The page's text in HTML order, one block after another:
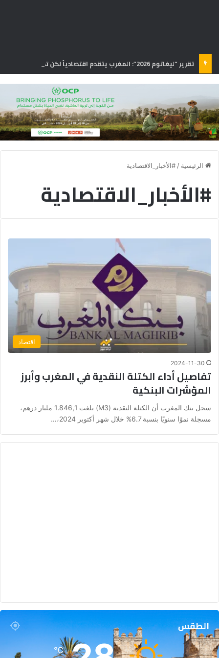
الرئيسية / #الأخبار_الاقتصادية
#الأخبار_الاقتصادية
اقتصاد
2024-11-30
تفاصيل أداء الكتلة النقدية في المغرب وأبرز
المؤشرات البنكية
سجل بنك المغرب أن الكتلة النقدية (M3) بلغت 1.846,1 مليار درهم،
مسجلة نموًا سنويًا بنسبة 6.7% خلال شهر أكتوبر 2024،…
الطقس
℃